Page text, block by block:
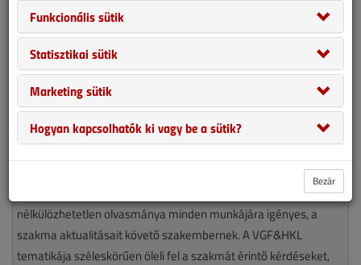
nélkülözhetetlen olvasmánya minden munkájára igényes, a
szakma aktualitásait követő szakembernek. A VGF&HKL
tematikája széleskörűen öleli fel a szakmát érintő kérdéseket,
Funkcionális sütik
Statisztikai sütik
Marketing sütik
Hogyan kapcsolhatók ki vagy be a sütik?
Bezár